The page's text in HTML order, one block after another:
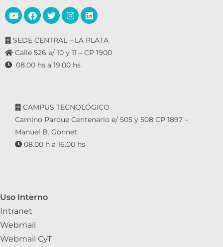
SEDE CENTRAL – LA PLATA
Calle 526 e/ 10 y 11 – CP 1900
08.00 hs a 19.00 hs
CAMPUS TECNOLÓGICO
Camino Parque Centenario e/ 505 y 508 CP 1897 –
Manuel B. Gonnet
08.00 h a 16.00 hs
Uso Interno
Intranet
Webmail
Webmail CyT